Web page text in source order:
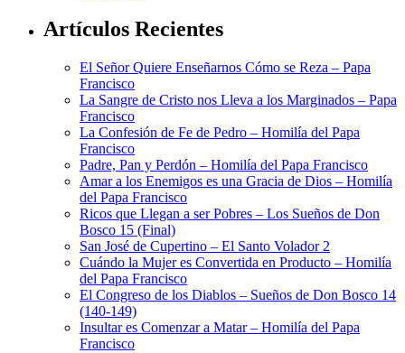
Artículos Recientes
El Señor Quiere Enseñarnos Cómo se Reza – Papa
Francisco
La Sangre de Cristo nos Lleva a los Marginados – Papa
Francisco
La Confesión de Fe de Pedro – Homilía del Papa
Francisco
Padre, Pan y Perdón – Homilía del Papa Francisco
Amar a los Enemigos es una Gracia de Dios – Homilía
del Papa Francisco
Ricos que Llegan a ser Pobres – Los Sueños de Don
Bosco 15 (Final)
San José de Cupertino – El Santo Volador 2
Cuándo la Mujer es Convertida en Producto – Homilía
del Papa Francisco
El Congreso de los Diablos – Sueños de Don Bosco 14
(140-149)
Insultar es Comenzar a Matar – Homilía del Papa
Francisco